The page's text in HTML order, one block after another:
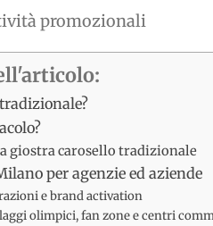
promozionali
giostra carosello tradizionale
per agenzie ed aziende
e brand activation
olimpici, fan zone e centri